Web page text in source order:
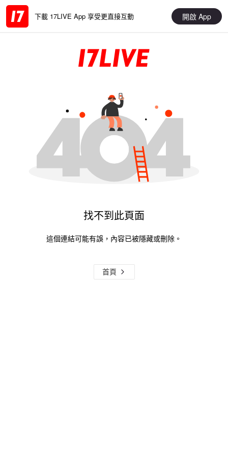
下載 17LIVE App 享受更直接互動 開啟 App
找不到此頁面
這個連結可能有誤，內容已被隱藏或刪除。
首頁